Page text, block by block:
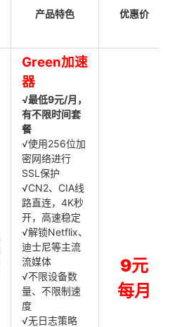
产品特色 优惠价
Green加速
器
√最低9元/月，
有不限时间套
餐
√使用256位加
密网络进行
SSL保护
√CN2、CIA线
路直连，4K秒
开，高速稳定
√解锁Netflix、
迪士尼等主流
流媒体
√不限设备数
量、不限制速
度
√无日志策略
9元
每月